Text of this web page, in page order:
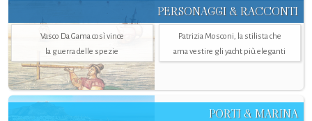
PERSONAGGI & RACCONTI
Vasco Da Gama così vince
la guerra delle spezie
Patrizia Mosconi, la stilista che
ama vestire gli yacht più eleganti
PORTI & MARINA